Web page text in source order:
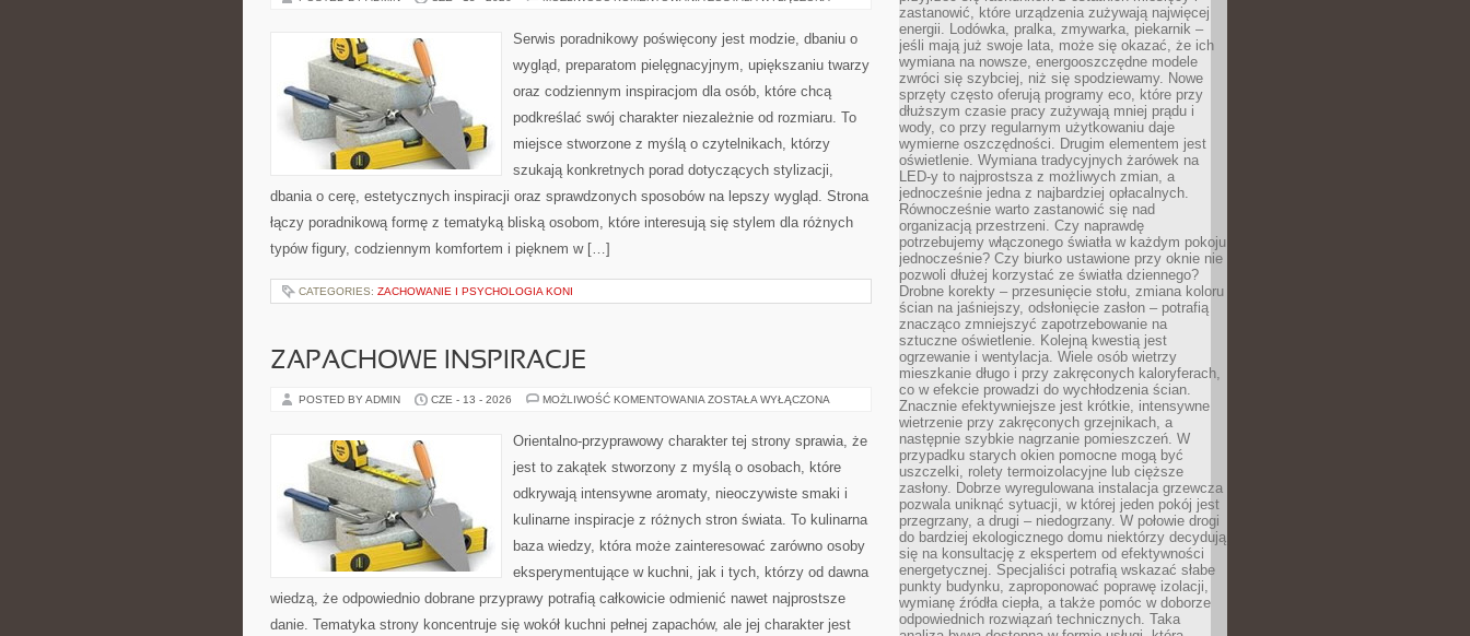
Serwis poradnikowy poświęcony jest modzie, dbaniu o
wygląd, preparatom pielęgnacyjnym, upiększaniu twarzy
oraz codziennym inspiracjom dla osób, które chcą
podkreślać swój charakter niezależnie od rozmiaru. To
miejsce stworzone z myślą o czytelnikach, którzy
szukają konkretnych porad dotyczących stylizacji,
dbania o cerę, estetycznych inspiracji oraz sprawdzonych sposobów na lepszy wygląd. Strona
łączy poradnikową formę z tematyką bliską osobom, które interesują się stylem dla różnych
typów figury, codziennym komfortem i pięknem w […]
CATEGORIES: ZACHOWANIE I PSYCHOLOGIA KONI
ZAPACHOWE INSPIRACJE
POSTED BY ADMIN CZE - 13 - 2026 MOŻLIWOŚĆ KOMENTOWANIA ZAPACHOWE
ZOSTAŁA WYŁĄCZONA
Orientalno-przyprawowy charakter tej strony sprawia, że
jest to zakątek stworzony z myślą o osobach, które
odkrywają intensywne aromaty, nieoczywiste smaki i
kulinarne inspiracje z różnych stron świata. To kulinarna
baza wiedzy, która może zainteresować zarówno osoby
eksperymentujące w kuchni, jak i tych, którzy od dawna
wiedzą, że odpowiednio dobrane przyprawy potrafią całkowicie odmienić nawet najprostsze
danie. Tematyka strony koncentruje się wokół kuchni pełnej zapachów, ale jej charakter jest
zastanowić, które urządzenia zużywają najwięcej
energii. Lodówka, pralka, zmywarka, piekarnik –
jeśli mają już swoje lata, może się okazać, że ich
wymiana na nowsze, energooszczędne modele
zwróci się szybciej, niż się spodziewamy. Nowe
sprzęty często oferują programy eco, które przy
dłuższym czasie pracy zużywają mniej prądu i
wody, co przy regularnym użytkowaniu daje
wymierne oszczędności. Drugim elementem jest
oświetlenie. Wymiana tradycyjnych żarówek na
LED-y to najprostsza z możliwych zmian, a
jednocześnie jedna z najbardziej opłacalnych.
Równocześnie warto zastanowić się nad
organizacją przestrzeni. Czy naprawdę
potrzebujemy włączonego światła w każdym pokoju
jednocześnie? Czy biurko ustawione przy oknie nie
pozwoli dłużej korzystać ze światła dziennego?
Drobne korekty – przesunięcie stołu, zmiana koloru
ścian na jaśniejszy, odsłonięcie zasłon – potrafią
znacząco zmniejszyć zapotrzebowanie na
sztuczne oświetlenie. Kolejną kwestią jest
ogrzewanie i wentylacja. Wiele osób wietrzy
mieszkanie długo i przy zakręconych kaloryferach,
co w efekcie prowadzi do wychłodzenia ścian.
Znacznie efektywniejsze jest krótkie, intensywne
wietrzenie przy zakręconych grzejnikach, a
następnie szybkie nagrzanie pomieszczeń. W
przypadku starych okien pomocne mogą być
uszczelki, rolety termoizolacyjne lub cięższe
zasłony. Dobrze wyregulowana instalacja grzewcza
pozwala uniknąć sytuacji, w której jeden pokój jest
przegrzany, a drugi – niedogrzany. W połowie drogi
do bardziej ekologicznego domu niektórzy decydują
się na konsultację z ekspertem od efektywności
energetycznej. Specjaliści potrafią wskazać słabe
punkty budynku, zaproponować poprawę izolacji,
wymianę źródła ciepła, a także pomóc w doborze
odpowiednich rozwiązań technicznych. Taka